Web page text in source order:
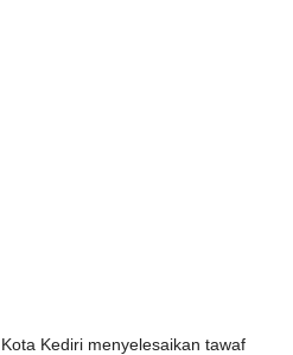
Kediri menyelesaikan tawaf